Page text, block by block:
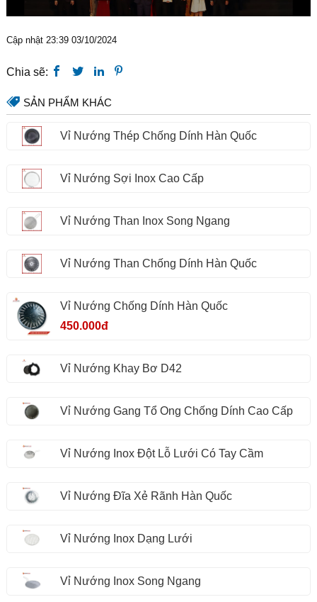
Cập nhật 23:39 03/10/2024
Chia sẽ:
SẢN PHẨM KHÁC
Vỉ Nướng Thép Chống Dính Hàn Quốc
Vỉ Nướng Sợi Inox Cao Cấp
Vỉ Nướng Than Inox Song Ngang
Vỉ Nướng Than Chống Dính Hàn Quốc
Vỉ Nướng Chống Dính Hàn Quốc
450.000đ
Vỉ Nướng Khay Bơ D42
Vỉ Nướng Gang Tổ Ong Chống Dính Cao Cấp
Vỉ Nướng Inox Đột Lỗ Lưới Có Tay Cầm
Vỉ Nướng Đĩa Xẻ Rãnh Hàn Quốc
Vỉ Nướng Inox Dạng Lưới
Vỉ Nướng Inox Song Ngang